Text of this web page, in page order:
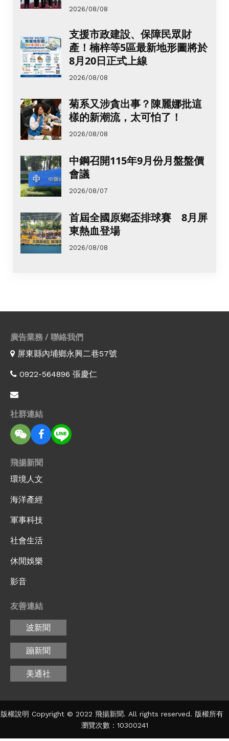
2026/08/08
支援市政建設、保障民眾財
產！楠梓等5區最新地形圖將於
8月20日正式上線
2026/08/08
菊系又涉貪出事？陳麗娜批這
樣的新潮流，太可怕了！
2026/08/08
中鋼召開115年9月份月盤盤價
會議
2026/08/07
首屆全國原鄉盃排球賽 8月屏
東熱血登場
2026/08/08
廣告業務 / 聯絡我們
屏東縣內埔鄉永興二巷57號
0922-564896 張慶仁
社群連結
飛揚新聞
環境人文
海洋產經
軍事科技
社會生活
休閒娛樂
影音
友善連結
波新聞
蹦新聞
美通社
版權說明 Copyright © 2022 飛揚新聞. All rights reserved. 版權所有
瀏覽次數：10300241